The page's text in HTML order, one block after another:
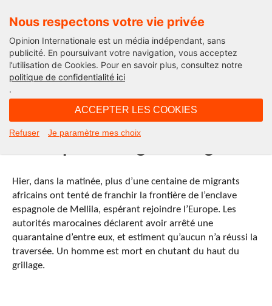
Nous respectons votre vie privée
Opinion Internationale est un média indépendant, sans
publicité. En poursuivant votre navigation, vous acceptez
l’utilisation de Cookies. Pour en savoir plus, consultez notre
politique de confidentialité ici
.
ACCEPTER LES COOKIES
Refuser Je paramètre mes choix
Le Fil
Maroc : assaut des frontières de
Hier, dans la matinée, plus d’une centaine de migrants
africains ont tenté de franchir la frontière de l’enclave
espagnole de Mellila, espérant rejoindre l’Europe. Les
autorités marocaines déclarent avoir arrêté une
quarantaine d’entre eux, et estiment qu’aucun n’a réussi la
traversée. Un homme est mort en chutant du haut du
grillage.